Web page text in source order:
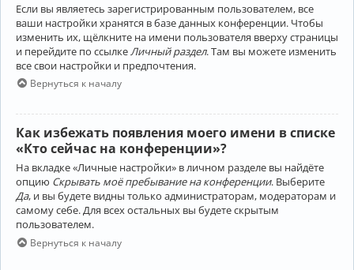
Если вы являетесь зарегистрированным пользователем, все
ваши настройки хранятся в базе данных конференции. Чтобы
изменить их, щёлкните на имени пользователя вверху страницы
и перейдите по ссылке Личный раздел. Там вы можете изменить
все свои настройки и предпочтения.
Вернуться к началу
Как избежать появления моего имени в списке
«Кто сейчас на конференции»?
На вкладке «Личные настройки» в личном разделе вы найдёте
опцию Скрывать моё пребывание на конференции. Выберите
Да, и вы будете видны только администраторам, модераторам и
самому себе. Для всех остальных вы будете скрытым
пользователем.
Вернуться к началу